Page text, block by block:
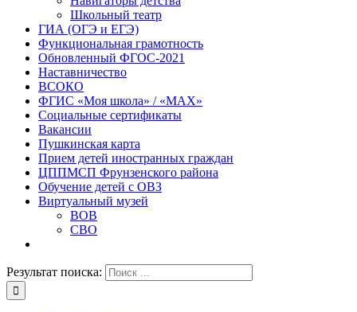
Школьный театр
ГИА (ОГЭ и ЕГЭ)
Функциональная грамотность
Обновленный ФГОС-2021
Наставничество
ВСОКО
ФГИС «Моя школа» / «MAX»
Социальные сертификаты
Вакансии
Пушкинская карта
Прием детей иностранных граждан
ЦППМСП Фрунзенского района
Обучение детей с ОВЗ
Виртуальный музей
ВОВ
СВО
Результат поиска: